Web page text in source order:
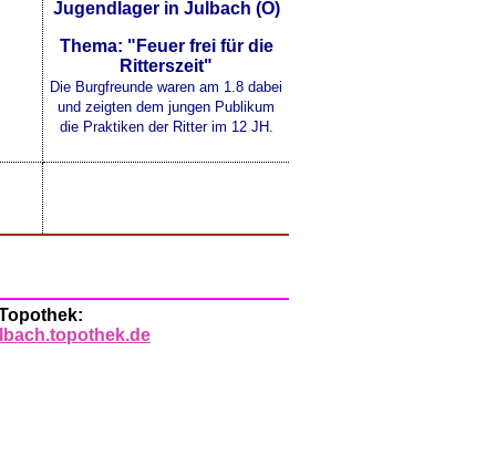
Jugendlager in Julbach (Ö)
Thema: "Feuer frei für die
Ritterszeit"
Die Burgfreunde waren am 1.8 dabei
und zeigten dem jungen Publikum
die Praktiken der Ritter im 12 JH.